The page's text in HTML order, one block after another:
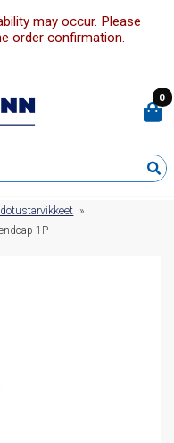
may occur. Please
order confirmation.
0
»
1P